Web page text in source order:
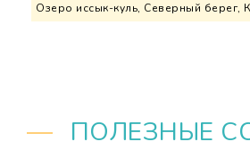
Озеро иссык-куль, Северный берег,
ПОЛЕЗНЫЕ